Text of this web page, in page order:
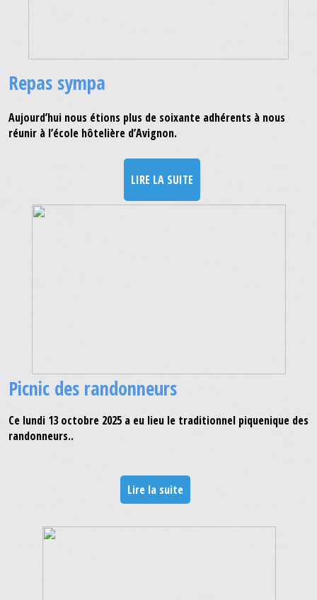
Repas sympa
Aujourd’hui nous étions plus de soixante adhérents à nous
réunir à l’école hôtelière d’Avignon.
LIRE LA SUITE
Picnic des randonneurs
Ce lundi 13 octobre 2025 a eu lieu le traditionnel piquenique des
randonneurs..
Lire la suite